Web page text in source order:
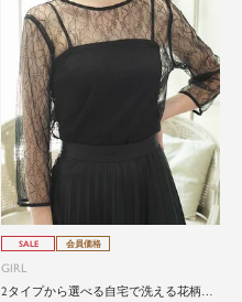
SALE 会員価格
GIRL
2タイプから選べる自宅で洗える花柄総